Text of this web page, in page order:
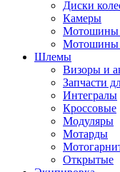
Диски
Камеры
Мотошины
Мотошины
Шлемы
Визоры и
Запчасти
Интегралы
Кроссовые
Модуляры
Мотарды
Открытые